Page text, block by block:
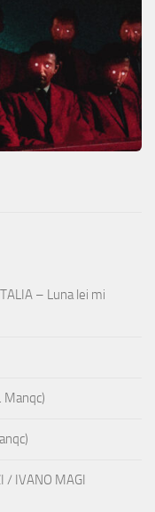
– Luna lei mi
Manqc)
/ IVANO MAGI